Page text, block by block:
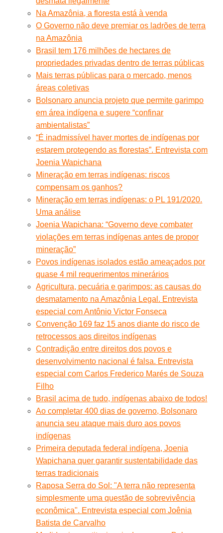
Na Amazônia, a floresta está à venda
O Governo não deve premiar os ladrões de terra
na Amazônia
Brasil tem 176 milhões de hectares de
propriedades privadas dentro de terras públicas
Mais terras públicas para o mercado, menos
áreas coletivas
Bolsonaro anuncia projeto que permite garimpo
em área indígena e sugere “confinar
ambientalistas”
“É inadmissível haver mortes de indígenas por
estarem protegendo as florestas”. Entrevista com
Joenia Wapichana
Mineração em terras indígenas: riscos
compensam os ganhos?
Mineração em terras indígenas: o PL 191/2020.
Uma análise
Joenia Wapichana: “Governo deve combater
violações em terras indígenas antes de propor
mineração”
Povos indígenas isolados estão ameaçados por
quase 4 mil requerimentos minerários
Agricultura, pecuária e garimpos: as causas do
desmatamento na Amazônia Legal. Entrevista
especial com Antônio Victor Fonseca
Convenção 169 faz 15 anos diante do risco de
retrocessos aos direitos indígenas
Contradição entre direitos dos povos e
desenvolvimento nacional é falsa. Entrevista
especial com Carlos Frederico Marés de Souza
Filho
Brasil acima de tudo, indígenas abaixo de todos!
Ao completar 400 dias de governo, Bolsonaro
anuncia seu ataque mais duro aos povos
indígenas
Primeira deputada federal indígena, Joenia
Wapichana quer garantir sustentabilidade das
terras tradicionais
Raposa Serra do Sol: "A terra não representa
simplesmente uma questão de sobrevivência
econômica". Entrevista especial com Joênia
Batista de Carvalho